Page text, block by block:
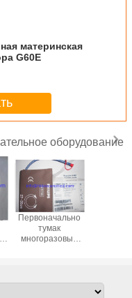
материнская
плата монитора G60E
оборудование
Первоначально
тумак
многоразовый